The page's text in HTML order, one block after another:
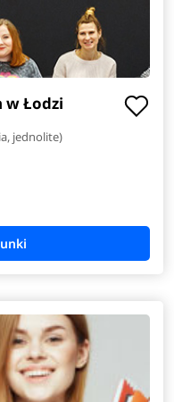
w Łodzi
jednolite)